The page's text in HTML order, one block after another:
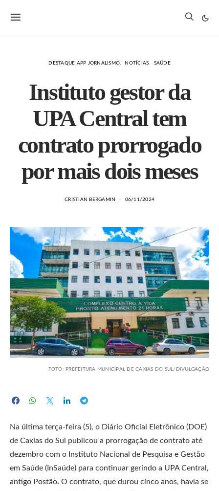
DESTAQUE APP JORNALISMO NOTÍCIAS SAÚDE
Instituto gestor da
UPA Central tem
contrato prorrogado
por mais dois meses
CRISTIAN BERGAMIN 06/11/2024
FOTO: PREFEITURA MUNICIPAL DE CAXIAS DO SUL/DIVULGAÇÃO
Na última terça-feira (5), o Diário Oficial Eletrônico (DOE)
de Caxias do Sul publicou a prorrogação de contrato até
dezembro com o Instituto Nacional de Pesquisa e Gestão
em Saúde (InSaúde) para continuar gerindo a UPA Central,
antigo Postão. O contrato, que durou cinco anos, havia se